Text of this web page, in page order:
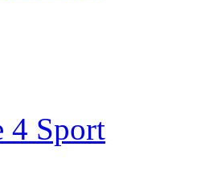
4 Sport